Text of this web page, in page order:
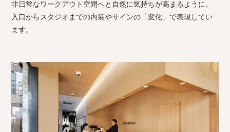
非日常なワークアウト空間へと自然に気持ちが高まるように、
入口からスタジオまでの内装やサインの「変化」で表現してい
ます。